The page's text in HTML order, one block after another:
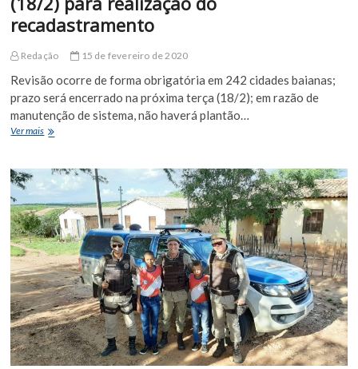
recadastramento
Redação 15 de fevereiro de 2020
Revisão ocorre de forma obrigatória em 242 cidades baianas;
prazo será encerrado na próxima terça (18/2); em razão de
manutenção de sistema, não haverá plantão…
Ver maisBiometria:
até
terça-
feira
(18/2)
para
realização
do
recadastramento